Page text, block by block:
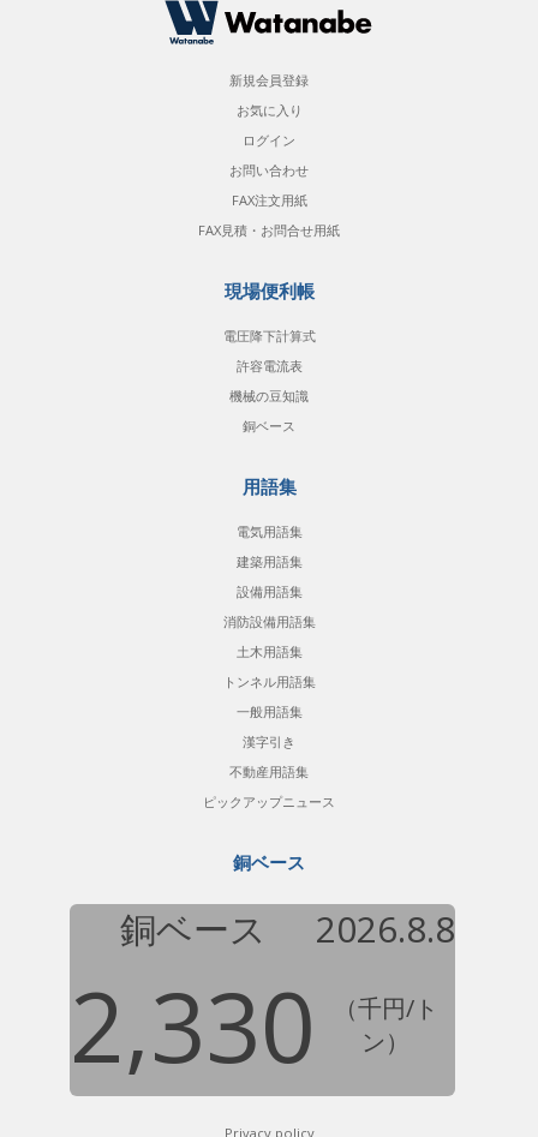
新規会員登録
お気に入り
ログイン
お問い合わせ
FAX注文用紙
FAX見積・お問合せ用紙
現場便利帳
電圧降下計算式
許容電流表
機械の豆知識
銅ベース
用語集
電気用語集
建築用語集
設備用語集
消防設備用語集
土木用語集
トンネル用語集
一般用語集
漢字引き
不動産用語集
ピックアップニュース
銅ベース
銅ベース 2026.8.8
2,330
（千円/ト
ン）
Privacy policy